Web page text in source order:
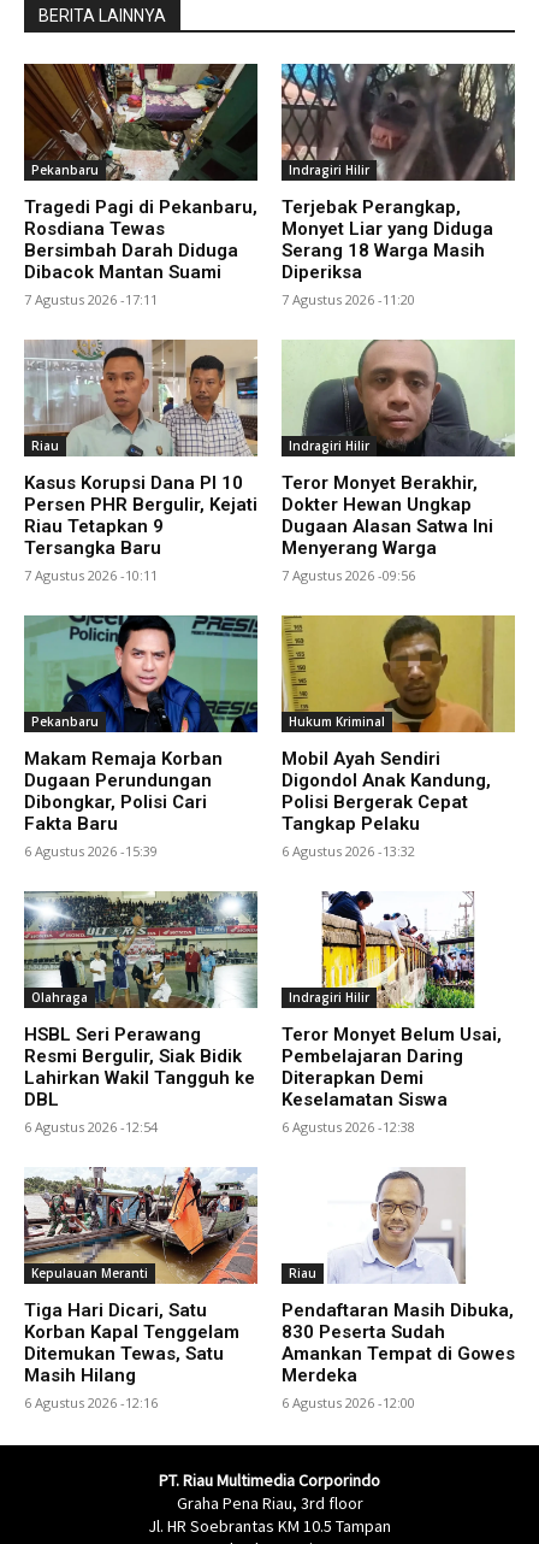
BERITA LAINNYA
Pekanbaru
Tragedi Pagi di Pekanbaru,
Rosdiana Tewas
Bersimbah Darah Diduga
Dibacok Mantan Suami
7 Agustus 2026 -17:11
Indragiri Hilir
Terjebak Perangkap,
Monyet Liar yang Diduga
Serang 18 Warga Masih
Diperiksa
7 Agustus 2026 -11:20
Riau
Kasus Korupsi Dana PI 10
Persen PHR Bergulir, Kejati
Riau Tetapkan 9
Tersangka Baru
7 Agustus 2026 -10:11
Indragiri Hilir
Teror Monyet Berakhir,
Dokter Hewan Ungkap
Dugaan Alasan Satwa Ini
Menyerang Warga
7 Agustus 2026 -09:56
Pekanbaru
Makam Remaja Korban
Dugaan Perundungan
Dibongkar, Polisi Cari
Fakta Baru
6 Agustus 2026 -15:39
Hukum Kriminal
Mobil Ayah Sendiri
Digondol Anak Kandung,
Polisi Bergerak Cepat
Tangkap Pelaku
6 Agustus 2026 -13:32
Olahraga
HSBL Seri Perawang
Resmi Bergulir, Siak Bidik
Lahirkan Wakil Tangguh ke
DBL
6 Agustus 2026 -12:54
Indragiri Hilir
Teror Monyet Belum Usai,
Pembelajaran Daring
Diterapkan Demi
Keselamatan Siswa
6 Agustus 2026 -12:38
Kepulauan Meranti
Tiga Hari Dicari, Satu
Korban Kapal Tenggelam
Ditemukan Tewas, Satu
Masih Hilang
6 Agustus 2026 -12:16
Riau
Pendaftaran Masih Dibuka,
830 Peserta Sudah
Amankan Tempat di Gowes
Merdeka
6 Agustus 2026 -12:00
PT. Riau Multimedia Corporindo
Graha Pena Riau, 3rd floor
Jl. HR Soebrantas KM 10.5 Tampan